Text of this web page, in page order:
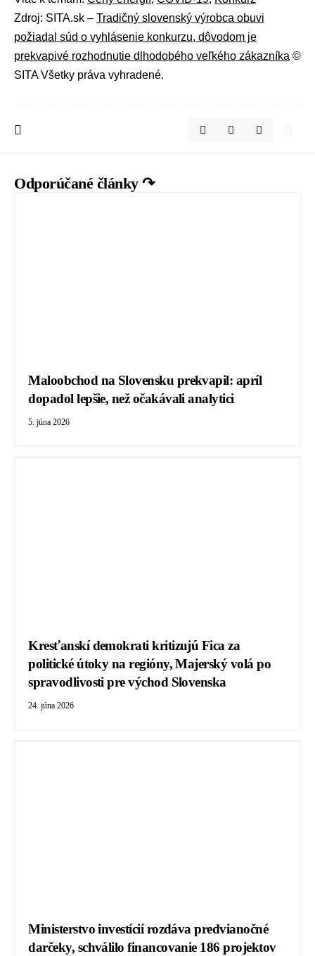
Zdroj: SITA.sk – Tradičný slovenský výrobca obuvi
požiadal súd o vyhlásenie konkurzu, dôvodom je
prekvapivé rozhodnutie dlhodobého veľkého zákazníka ©
SITA Všetky práva vyhradené.
Odporúčané články ↷
Maloobchod na Slovensku prekvapil: apríl
dopadol lepšie, než očakávali analytici
5. júna 2026
Kresťanskí demokrati kritizujú Fica za
politické útoky na regióny, Majerský volá po
spravodlivosti pre východ Slovenska
24. júna 2026
Ministerstvo investícií rozdáva predvianočné
darčeky, schválilo financovanie 186 projektov